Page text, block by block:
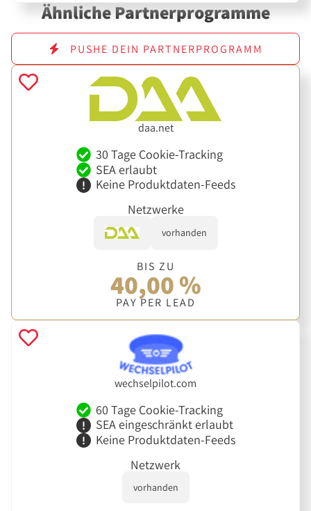
Ähnliche Partnerprogramme
PUSHE DEIN PARTNERPROGRAMM
daa.net
30 Tage Cookie-Tracking
SEA erlaubt
Keine Produktdaten-Feeds
Netzwerke
vorhanden
BIS ZU
40,00 %
PAY PER LEAD
wechselpilot.com
60 Tage Cookie-Tracking
SEA eingeschränkt erlaubt
Keine Produktdaten-Feeds
Netzwerk
vorhanden